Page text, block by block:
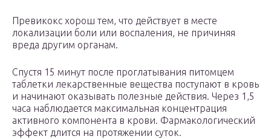
Превикокс хорош тем, что действует в месте
локализации боли или воспаления, не причиняя
вреда другим органам.
Спустя 15 минут после проглатывания питомцем
таблетки лекарственные вещества поступают в кровь
и начинают оказывать полезные действия. Через 1,5
часа наблюдается максимальная концентрация
активного компонента в крови. Фармакологический
эффект длится на протяжении суток.